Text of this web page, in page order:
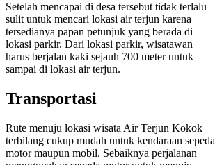
Setelah mencapai di desa tersebut tidak terlalu
sulit untuk mencari lokasi air terjun karena
tersedianya papan petunjuk yang berada di
lokasi parkir. Dari lokasi parkir, wisatawan
harus berjalan kaki sejauh 700 meter untuk
sampai di lokasi air terjun.
Transportasi
Rute menuju lokasi wisata Air Terjun Kokok
terbilang cukup mudah untuk kendaraan sepeda
motor maupun mobil. Sebaiknya perjalanan